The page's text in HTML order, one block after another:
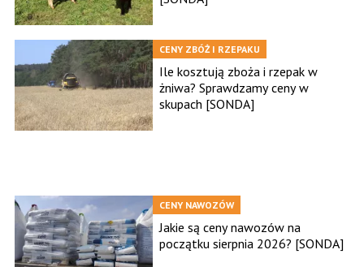
CENY ZBÓŻ I RZEPAKU
Ile kosztują zboża i rzepak w
żniwa? Sprawdzamy ceny w
skupach [SONDA]
CENY NAWOZÓW
Jakie są ceny nawozów na
początku sierpnia 2026? [SONDA]